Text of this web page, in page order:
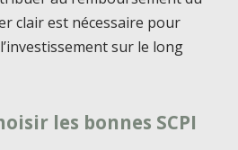
clair est nécessaire pour
sur le long
les bonnes SCPI